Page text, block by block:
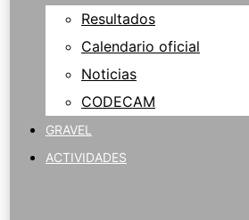
Resultados
Calendario oficial
Noticias
CODECAM
GRAVEL
ACTIVIDADES